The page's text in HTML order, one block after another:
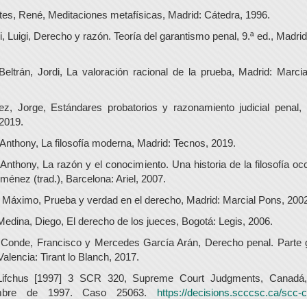
René, Meditaciones metafísicas, Madrid: Cátedra, 1996.
Luigi, Derecho y razón. Teoría del garantismo penal, 9.ª ed.,
Jordi, La valoración racional de la prueba, Madrid:
Jorge, Estándares probatorios y razonamiento judicial penal,
La filosofía moderna, Madrid: Tecnos, 2019.
La razón y el conocimiento. Una historia de la filosofía
(trad.), Barcelona: Ariel, 2007.
Máximo, Prueba y verdad en el derecho, Madrid: Marcial Pons,
Diego, El derecho de los jueces, Bogotá: Legis, 2006.
Francisco y Mercedes García Arán, Derecho penal. Parte
Tirant lo Blanch, 2017.
[1997] 3 SCR 320, Supreme Court Judgments,
de 1997. Caso 25063. https://decisions.scccsc.ca/scc-